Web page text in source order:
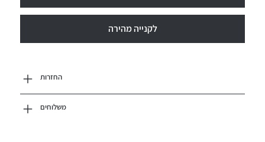
לקנייה מהירה
החזרות
משלוחים